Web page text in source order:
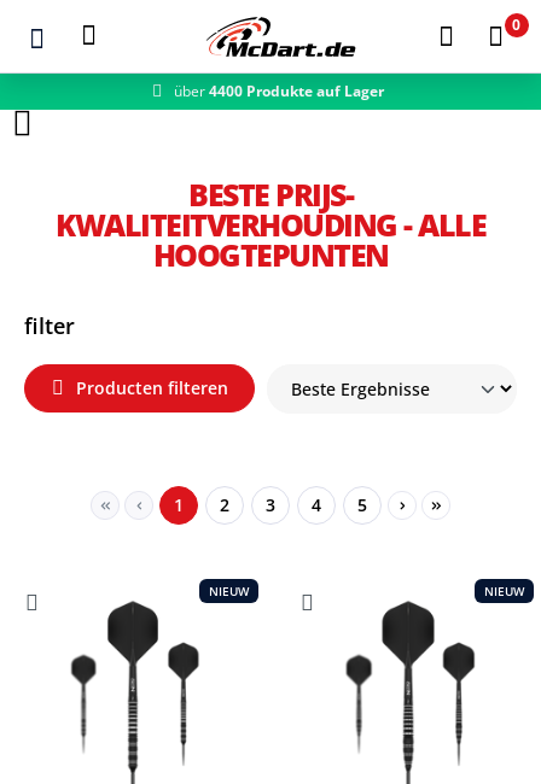
Zum Hauptinhalt springen
0
4400 Produkte auf Lagerschneller Versand
BESTE PRIJS-
KWALITEITVERHOUDING - ALLE
HOOGTEPUNTEN
filter
Producten filteren
Seite
1 Seite
2 Seite
3 Seite
4 Seite
5
NIEUW NIEUW